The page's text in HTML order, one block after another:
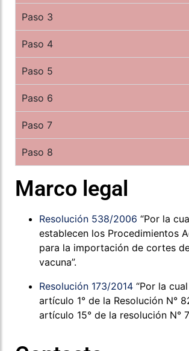
Paso 3
Paso 4
Paso 5
Paso 6
Paso 7
Paso 8
Marco legal
Resolución 538/2006 “Por la
establecen los Procedimientos
para la importación de cortes
vacuna”.
Resolución 173/2014 “Por la
artículo 1° de la Resolución N°
artículo 15° de la resolución N°